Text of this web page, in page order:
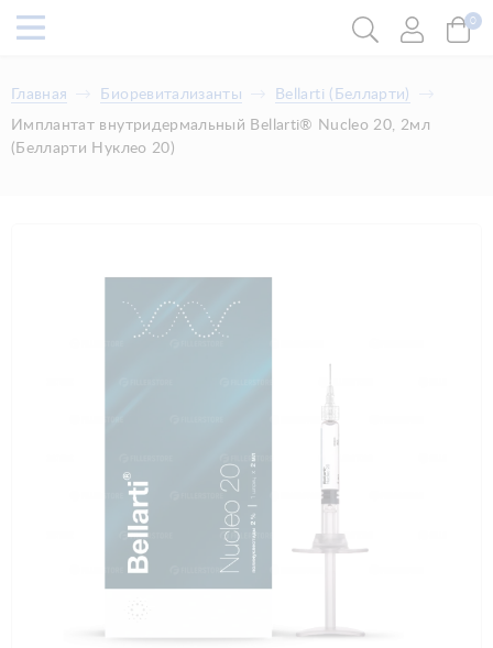
0
Главная Биоревитализанты
Bellarti (Белларти)
Имплантат внутридермальный Bellarti® Nucleo 20, 2мл
(Белларти Нуклео 20)